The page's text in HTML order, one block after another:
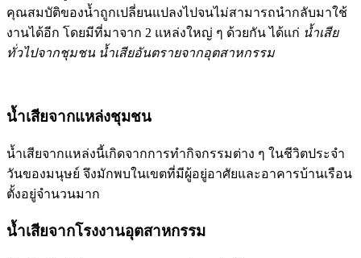
คุณสมบัติของน้ำถูกเปลี่ยนแปลงไปจนไม่สามารถนำกลับมาใช้
งานได้อีก โดยมีที่มาจาก 2 แหล่งใหญ่ ๆ ด้วยกัน ได้แก่ น้ำเสีย
ทั่วไปจากชุมชน น้ำเสียอันตรายจากอุตสาหกรรม
น้ำเสียจากแหล่งชุมชน
น้ำเสียจากแหล่งนี้เกิดจากการทำกิจกรรมต่าง ๆ ในชีวิตประจำ
วันของมนุษย์ จึงมักพบในเขตที่มีผู้อยู่อาศัยและอาคารบ้านเรือน
ตั้งอยู่จำนวนมาก
น้ำเสียจากโรงงานอุตสาหกรรม